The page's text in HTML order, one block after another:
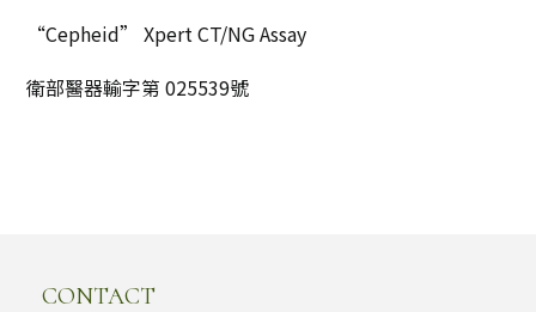
“Cepheid” Xpert CT/NG Assay
衛部醫器輸字第 025539號
CONTACT